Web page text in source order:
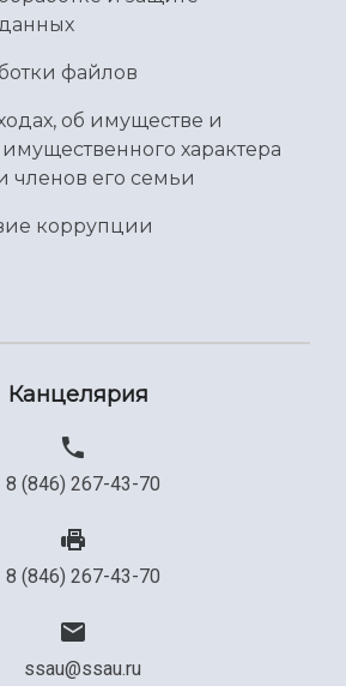
файлов
об имуществе и
имущественного характера
членов его семьи
коррупции
Канцелярия
8 (846) 267-43-70
8 (846) 267-43-70
ssau@ssau.ru